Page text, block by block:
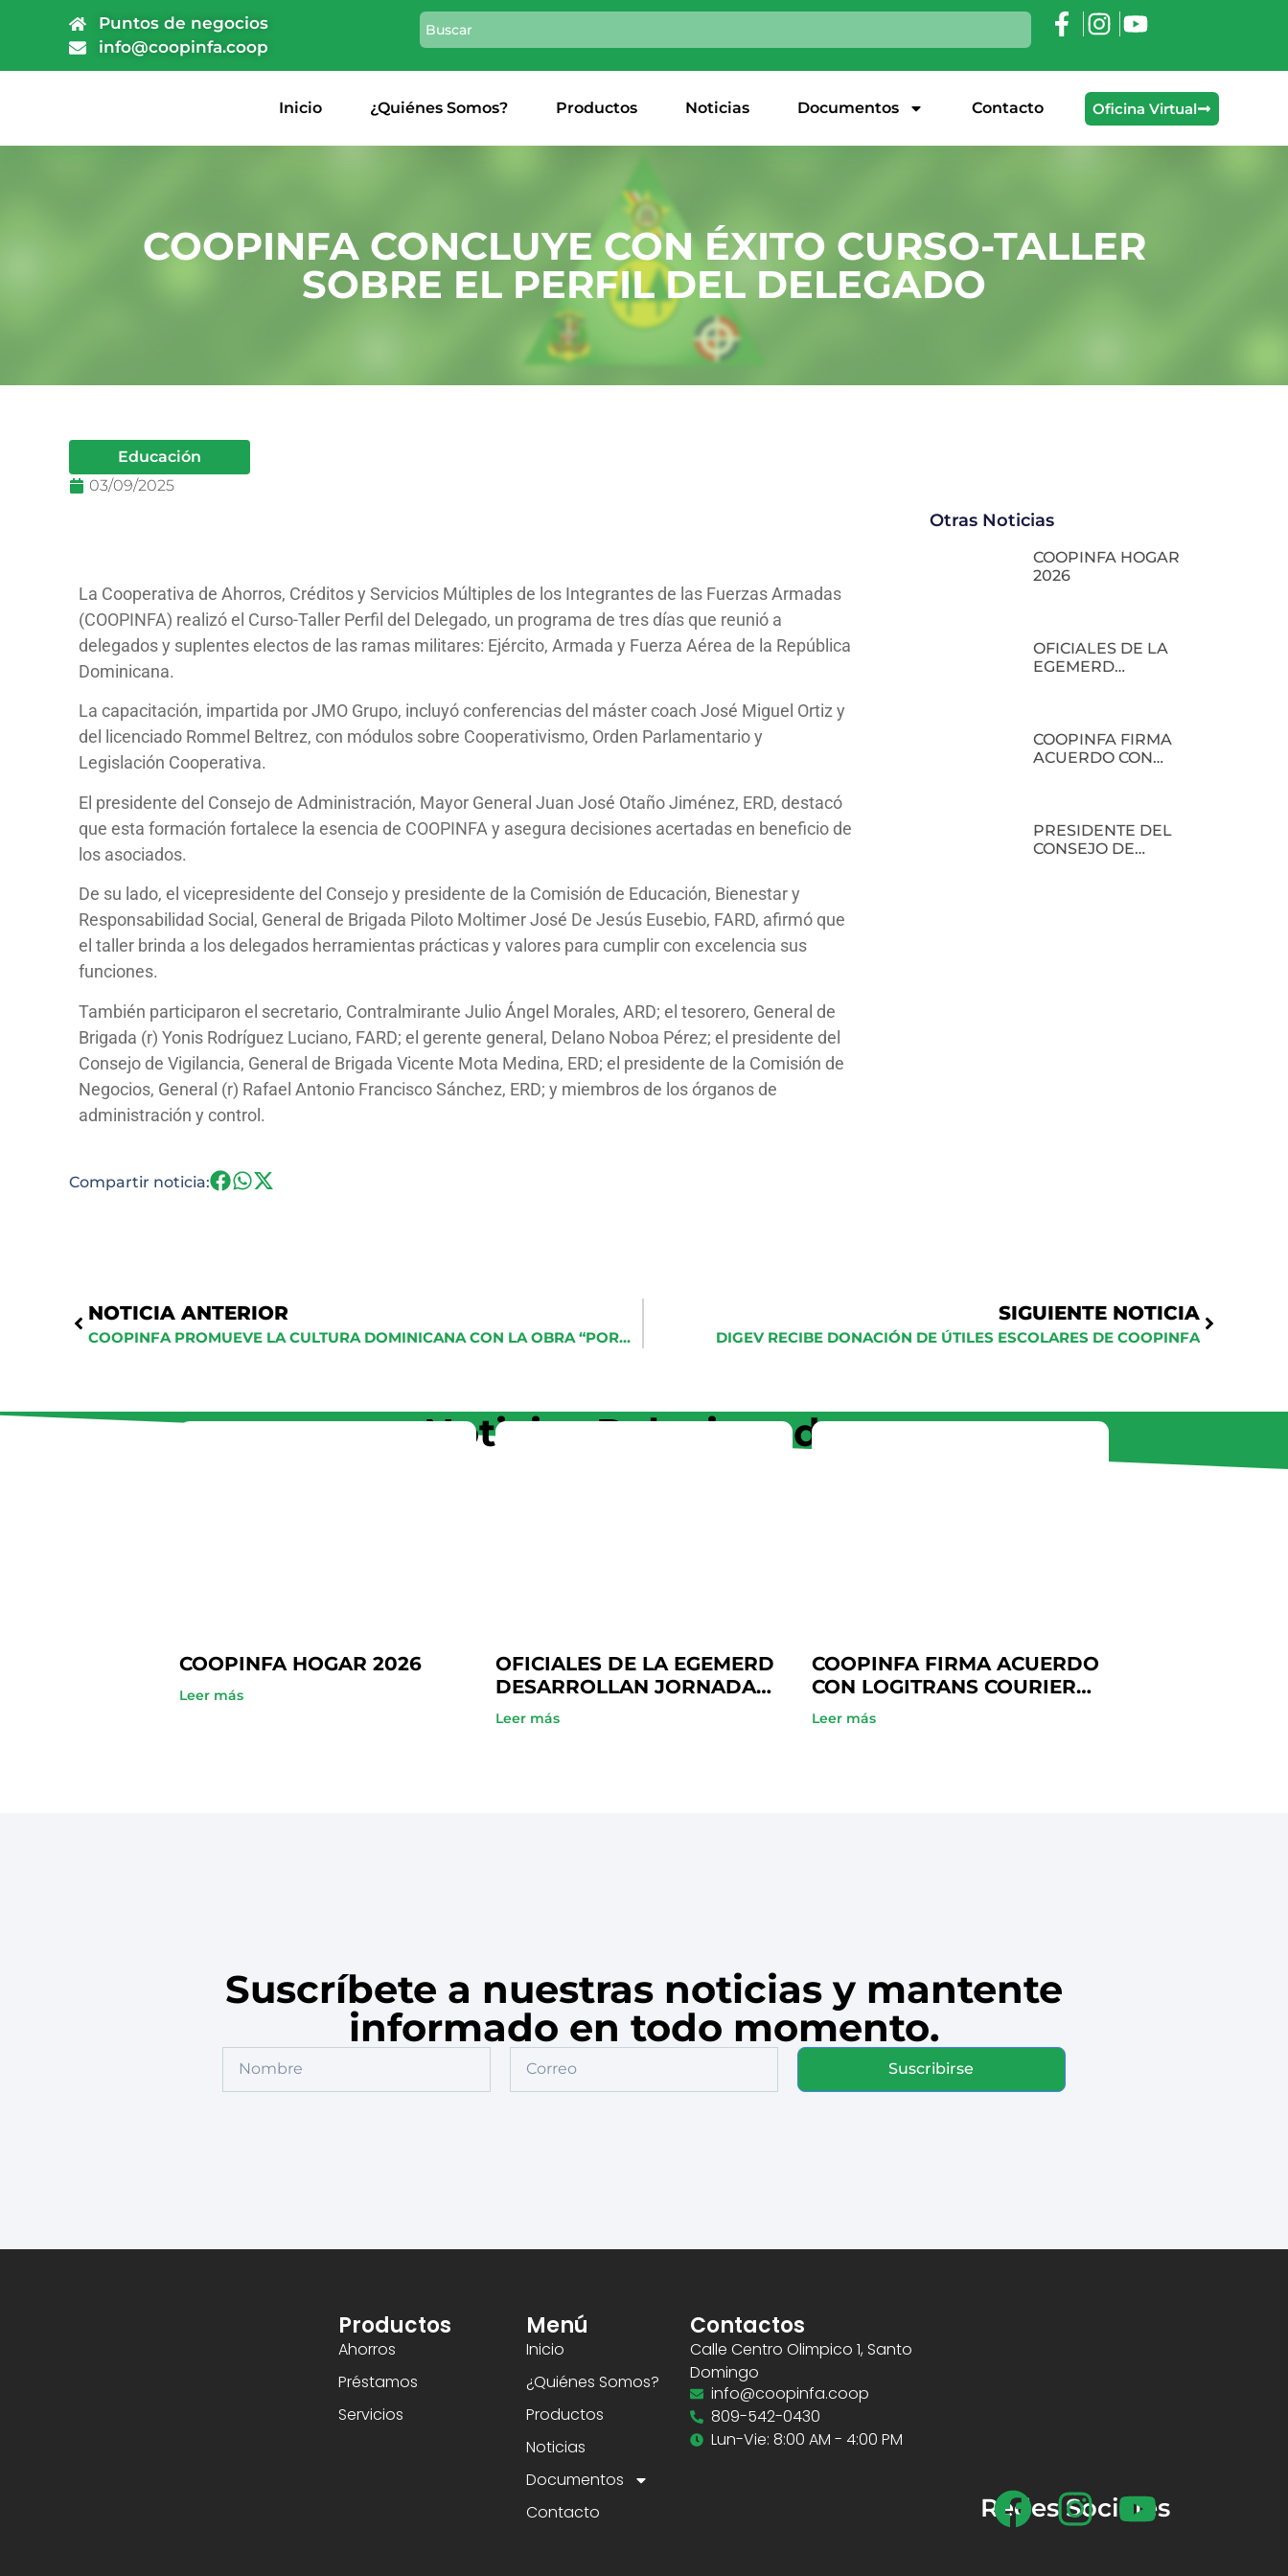
Puntos de negocios
info@coopinfa.coop
Inicio ¿Quiénes Somos? Productos Noticias Documentos Contacto Oficina Virtual
COOPINFA CONCLUYE CON ÉXITO CURSO-TALLER
SOBRE EL PERFIL DEL DELEGADO
Educación
03/09/2025
La Cooperativa de Ahorros, Créditos y Servicios Múltiples de los Integrantes de las Fuerzas Armadas
(COOPINFA) realizó el Curso-Taller Perfil del Delegado, un programa de tres días que reunió a
delegados y suplentes electos de las ramas militares: Ejército, Armada y Fuerza Aérea de la República
Dominicana.
La capacitación, impartida por JMO Grupo, incluyó conferencias del máster coach José Miguel Ortiz y
del licenciado Rommel Beltrez, con módulos sobre Cooperativismo, Orden Parlamentario y
Legislación Cooperativa.
El presidente del Consejo de Administración, Mayor General Juan José Otaño Jiménez, ERD, destacó
que esta formación fortalece la esencia de COOPINFA y asegura decisiones acertadas en beneficio de
los asociados.
De su lado, el vicepresidente del Consejo y presidente de la Comisión de Educación, Bienestar y
Responsabilidad Social, General de Brigada Piloto Moltimer José De Jesús Eusebio, FARD, afirmó que
el taller brinda a los delegados herramientas prácticas y valores para cumplir con excelencia sus
funciones.
También participaron el secretario, Contralmirante Julio Ángel Morales, ARD; el tesorero, General de
Brigada (r) Yonis Rodríguez Luciano, FARD; el gerente general, Delano Noboa Pérez; el presidente del
Consejo de Vigilancia, General de Brigada Vicente Mota Medina, ERD; el presidente de la Comisión de
Negocios, General (r) Rafael Antonio Francisco Sánchez, ERD; y miembros de los órganos de
administración y control.
Compartir noticia:
Otras Noticias
COOPINFA HOGAR
2026
OFICIALES DE LA
EGEMERD
COOPINFA FIRMA
ACUERDO CON
PRESIDENTE DEL
CONSEJO DE
NOTICIA ANTERIOR
COOPINFA PROMUEVE LA CULTURA DOMINICANA CON LA OBRA “POR LA PATRIA CANTANDO” DE LA AGRUPACIÓN TEATRAL CALÍOPE
SIGUIENTE NOTICIA
DIGEV RECIBE DONACIÓN DE ÚTILES ESCOLARES DE COOPINFA
Noticias Relacionadas
COOPINFA HOGAR 2026
Leer más
OFICIALES DE LA EGEMERD
DESARROLLAN JORNADA
ACADÉMICA EN COOPINFA
Leer más
COOPINFA FIRMA ACUERDO
CON LOGITRANS COURIER
PARA BENEFICIO DE SUS
Leer más
Suscríbete a nuestras noticias y mantente
informado en todo momento.
Suscribirse
Productos
Ahorros
Préstamos
Servicios
Menú
Inicio
¿Quiénes Somos?
Productos
Noticias
Documentos
Contacto
Contactos
Calle Centro Olimpico 1, Santo
Domingo
info@coopinfa.coop
809-542-0430
Lun-Vie: 8:00 AM - 4:00 PM
Redes Sociales